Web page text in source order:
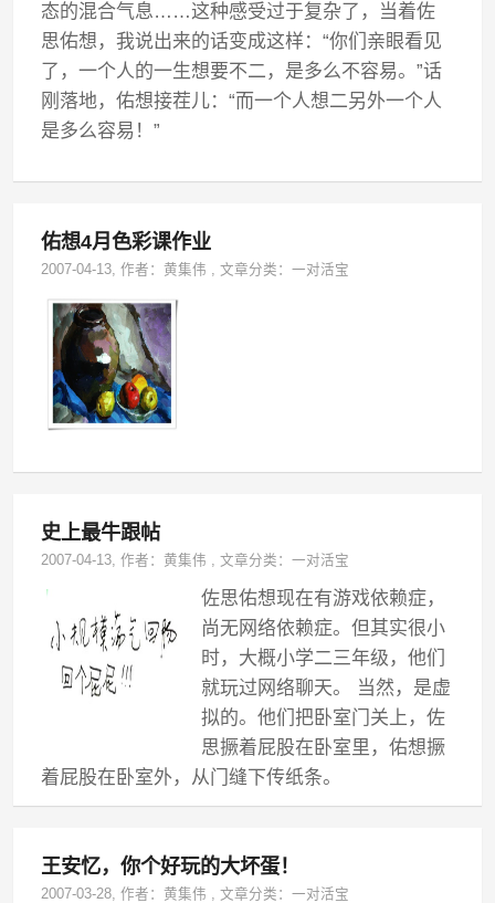
态的混合气息……这种感受过于复杂了，当着佐
思佑想，我说出来的话变成这样：“你们亲眼看见
了，一个人的一生想要不二，是多么不容易。”话
刚落地，佑想接茬儿：“而一个人想二另外一个人
是多么容易！”
佑想4月色彩课作业
2007-04-13, 作者：黄集伟 ,文章分类：一对活宝
史上最牛跟帖
2007-04-13, 作者：黄集伟 ,文章分类：一对活宝
佐思佑想现在有游戏依赖症，
尚无网络依赖症。但其实很小
时，大概小学二三年级，他们
就玩过网络聊天。 当然，是虚
拟的。他们把卧室门关上，佐
思撅着屁股在卧室里，佑想撅
着屁股在卧室外，从门缝下传纸条。
王安忆，你个好玩的大坏蛋！
2007-03-28, 作者：黄集伟 ,文章分类：一对活宝